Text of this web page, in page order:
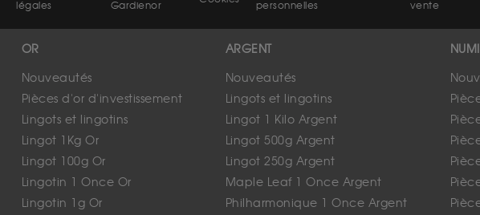
légales
Gardienor
personnelles
vente
OR
Nouveautés
Pièces d'or d'investissement
Lingots et lingotins
Lingot 1Kg Or
Lingot 100g Or
Lingotin 1 Once Or
Lingotin 1g Or
ARGENT
Nouveautés
Lingots et lingotins
Lingot 1 Kilo Argent
Lingot 500g Argent
Lingot 250g Argent
Maple Leaf 1 Once Argent
Philharmonique 1 Once Argent